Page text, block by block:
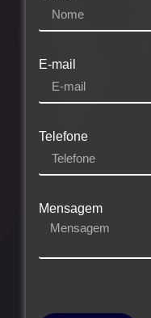
E-mail
Telefone
Mensagem